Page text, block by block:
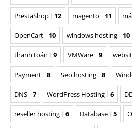
PrestaShop 12 magento 11
OpenCart 10 windows hosting 10
thanh toán 9 VMWare 9
Payment 8 Seo hosting 8
DNS 7 WordPress Hosting 6
reseller hosting 6 Database 5